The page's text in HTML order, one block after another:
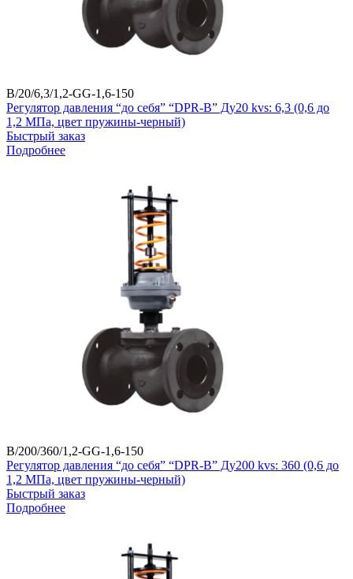
B/20/6,3/1,2-GG-1,6-150
Регулятор давления “до себя” “DPR-B” Ду20 kvs: 6,3 (0,6 до
1,2 МПа, цвет пружины-черный)
Быстрый заказ
Подробнее
B/200/360/1,2-GG-1,6-150
Регулятор давления “до себя” “DPR-B” Ду200 kvs: 360 (0,6 до
1,2 МПа, цвет пружины-черный)
Быстрый заказ
Подробнее